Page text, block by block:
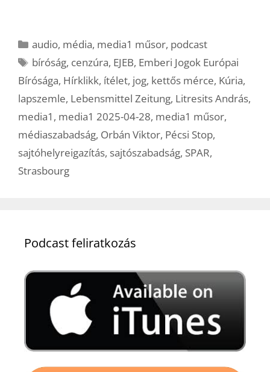
Kategória
audio, média, media1 műsor, podcast
Címkék
bíróság, cenzúra, EJEB, Emberi Jogok Európai
Bírósága, Hírklikk, ítélet, jog, kettős mérce, Kúria,
lapszemle, Lebensmittel Zeitung, Litresits András,
media1 , media1 2025-04-28, media1 műsor,
médiaszabadság, Orbán Viktor, Pécsi Stop,
sajtóhelyreigazítás, sajtószabadság, SPAR,
Strasbourg
Podcast feliratkozás